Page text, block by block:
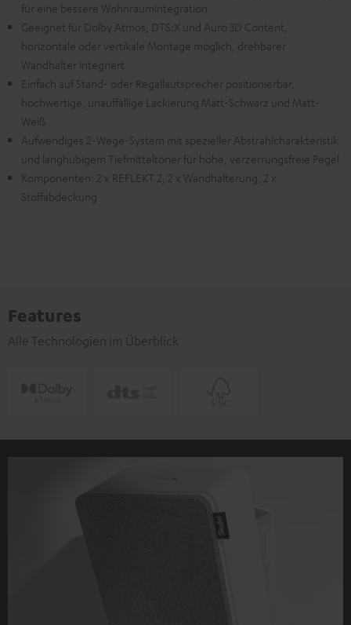
für eine bessere Wohnraumintegration
Geeignet für Dolby Atmos, DTS:X und Auro 3D Content,
horizontale oder vertikale Montage möglich, drehbarer
Wandhalter integriert
Einfach auf Stand- oder Regallautsprecher positionierbar,
hochwertige, unauffällige Lackierung Matt-Schwarz und Matt-
Weiß
Aufwendiges 2-Wege-System mit spezieller Abstrahlcharakteristik
und langhubigem Tiefmitteltöner für hohe, verzerrungsfreie Pegel
Komponenten: 2 x REFLEKT 2, 2 x Wandhalterung, 2 x
Stoffabdeckung
Features
Alle Technologien im Überblick